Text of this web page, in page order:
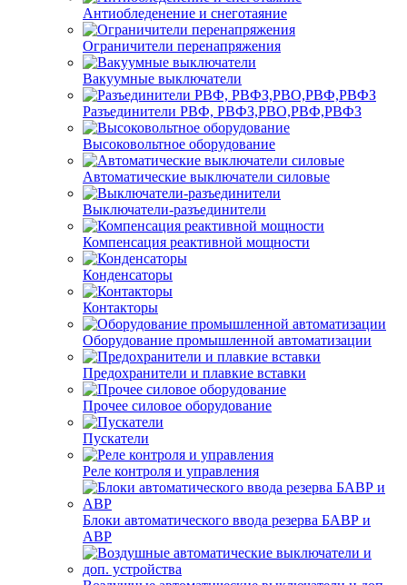
Антиобледенение и снеготаяние
Ограничители перенапряжения
Вакуумные выключатели
Разъединители РВФ, РВФЗ,РВО,РВФ,РВФЗ
Высоковольтное оборудование
Автоматические выключатели cиловые
Выключатели-разъединители
Компенсация реактивной мощности
Конденсаторы
Контакторы
Оборудование промышленной автоматизации
Предохранители и плавкие вставки
Прочее силовое оборудование
Пускатели
Реле контроля и управления
Блоки автоматического ввода резерва БАВР и
АВР